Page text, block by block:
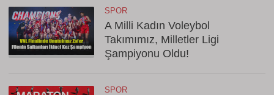
SPOR
A Milli Kadın Voleybol
Takımımız, Milletler Ligi
Şampiyonu Oldu!
SPOR